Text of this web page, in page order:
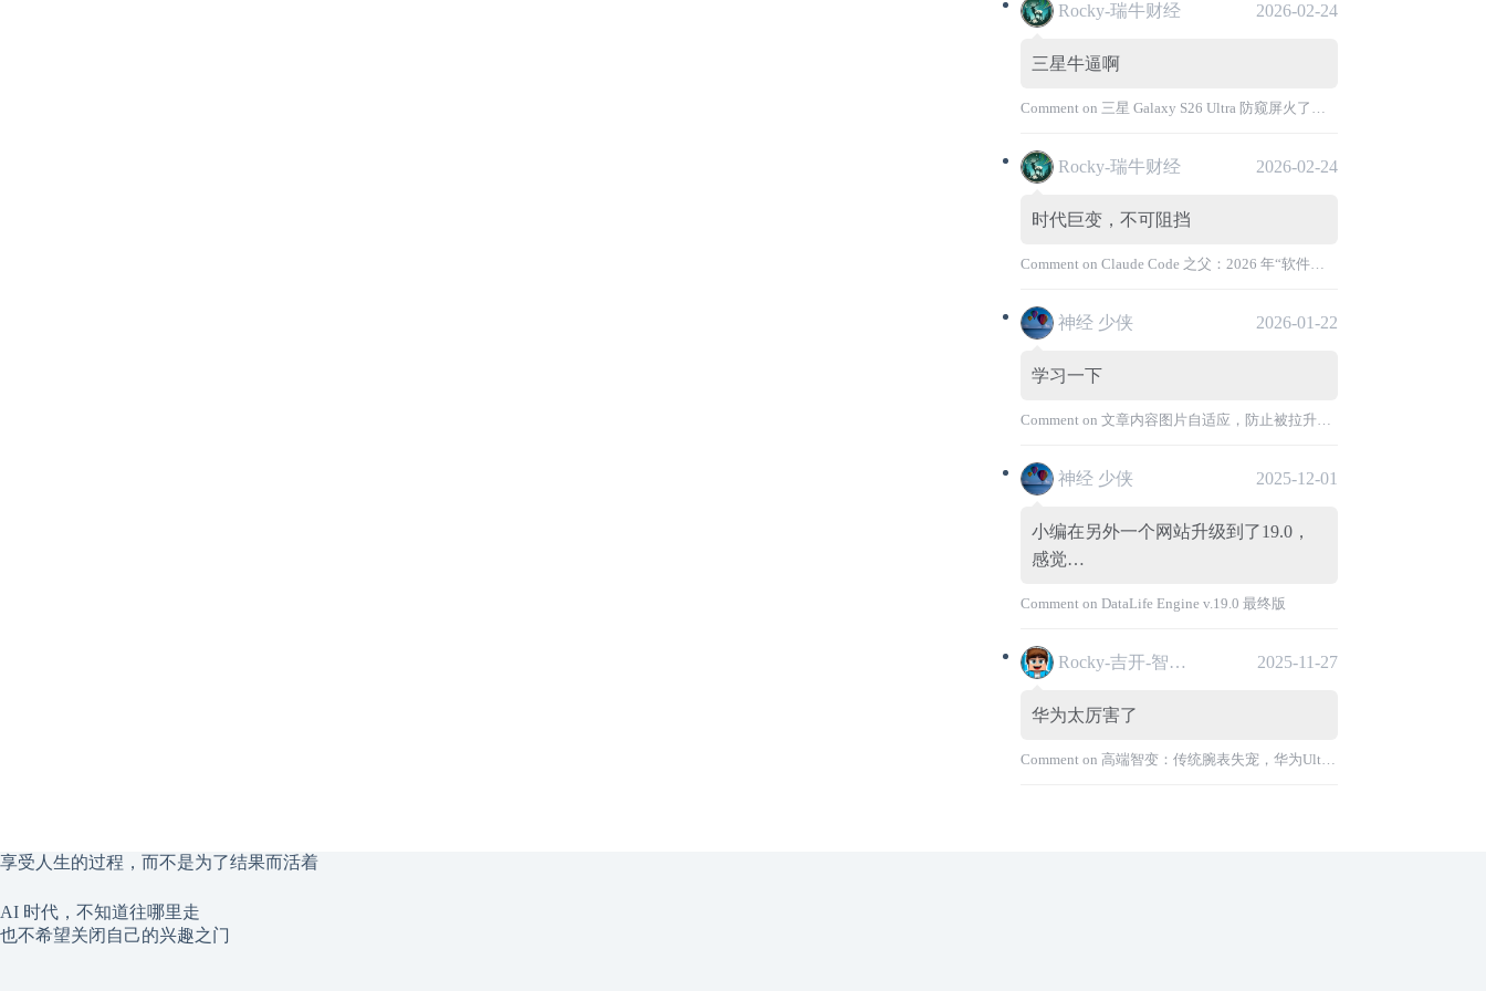
Rocky-瑞牛财经 2026-02-24
三星牛逼啊
Comment on 三星 Galaxy S26 Ultra 防窥屏火了，全球核心战略伙伴名单大曝光
Rocky-瑞牛财经 2026-02-24
时代巨变，不可阻挡
Comment onClaude Code 之父：2026 年“软件工程师”退出历史舞台
神经 少侠 2026-01-22
学习一下
Comment on文章内容图片自适应，防止被拉升变形
神经 少侠 2025-12-01
小编在另外一个网站升级到了19.0，
感觉…
Comment onDataLife Engine v.19.0 最终版
Rocky-吉开-智能汽车 2025-11-27
华为太厉害了
Comment on高端智变：传统腕表失宠，华为Ultimate系列“价值超车”
享受人生的过程，而不是为了结果而活着
AI 时代，不知道往哪里走
也不希望关闭自己的兴趣之门